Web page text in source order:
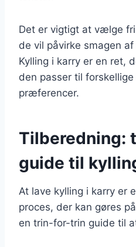
Det er vigtigt at vælge
de vil påvirke smagen
Kylling i karry er en ret,
den passer til
præferencer.
Tilberedning:
guide til
At lave kylling i karry er
proces, der kan gøres
en trin-for-trin guide til